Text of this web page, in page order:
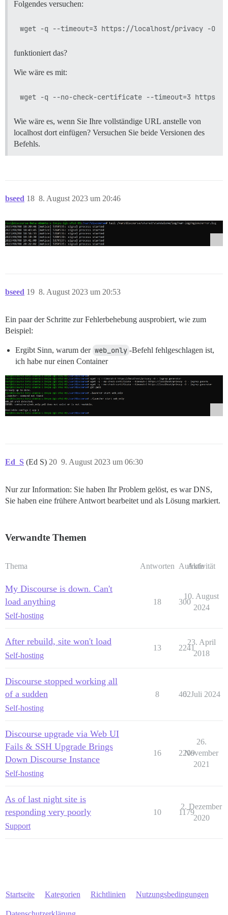
Folgendes versuchen:
funktioniert das?
Wie wäre es mit:
Wie wäre es, wenn Sie Ihre vollständige URL anstelle von
localhost dort einfügen? Versuchen Sie beide Versionen des
Befehls.
bseed 8. August 2023 um 20:46
18
bseed 8. August 2023 um 20:53
19
Ein paar der Schritte zur Fehlerbehebung ausprobiert, wie zum
Beispiel:
Ergibt Sinn, warum der web_only -Befehl fehlgeschlagen ist,
ich habe nur einen Container
Ed_S (Ed S) 9. August 2023 um 06:30
20
Nur zur Information: Sie haben Ihr Problem gelöst, es war DNS,
Sie haben eine frühere Antwort bearbeitet und als Lösung markiert.
Verwandte Themen
Thema Antworten Aufrufe
Aktivität
My Discourse is down. Can't
load anything
Self-hosting
18 300
10. August
2024
After rebuild, site won't load
Self-hosting
13 2241
23. April
2018
Discourse stopped working all
of a sudden
Self-hosting
8 402
6. Juli 2024
Discourse upgrade via Web UI
Fails & SSH Upgrade Brings
Down Discourse Instance
Self-hosting
16 2209
26.
November
2021
As of last night site is
responding very poorly
Support
10 1179
2. Dezember
2020
Startseite Kategorien Richtlinien Nutzungsbedingungen